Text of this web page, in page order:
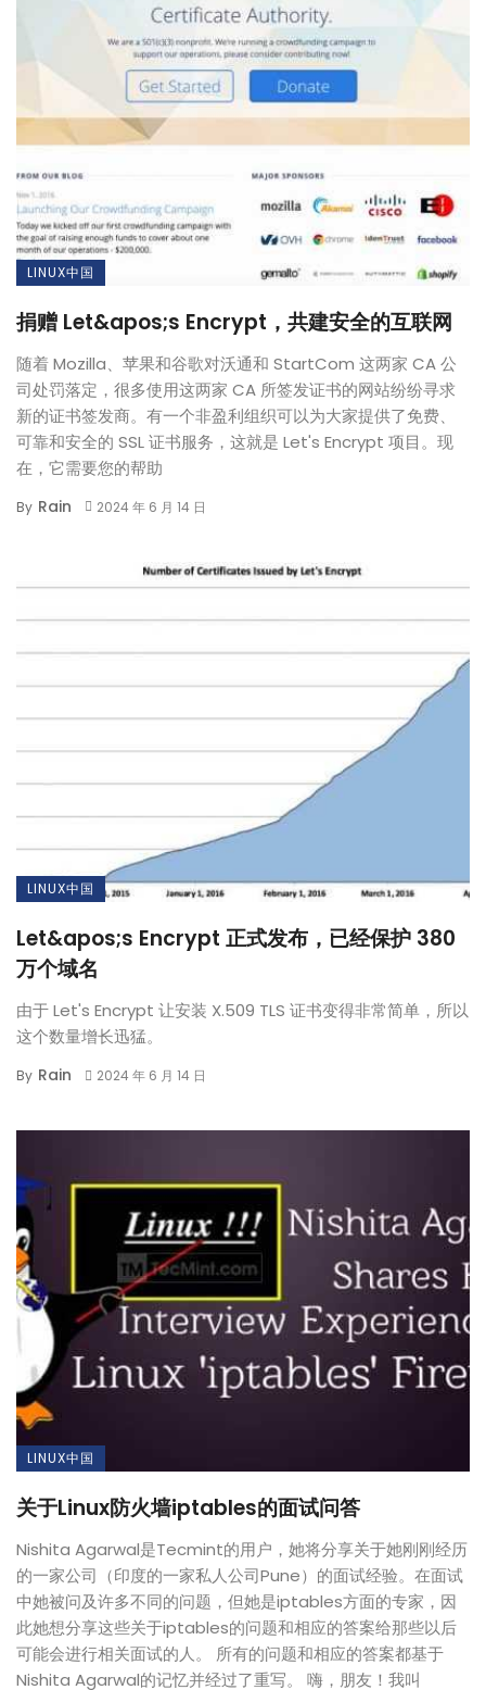
LINUX中国
捐赠 Let&apos;s Encrypt，共建安全的互联网
随着 Mozilla、苹果和谷歌对沃通和 StartCom 这两家 CA 公
司处罚落定，很多使用这两家 CA 所签发证书的网站纷纷寻求
新的证书签发商。有一个非盈利组织可以为大家提供了免费、
可靠和安全的 SSL 证书服务，这就是 Let's Encrypt 项目。现
在，它需要您的帮助
By Rain 2024 年 6 月 14 日
LINUX中国
Let&apos;s Encrypt 正式发布，已经保护 380
万个域名
由于 Let's Encrypt 让安装 X.509 TLS 证书变得非常简单，所以
这个数量增长迅猛。
By Rain 2024 年 6 月 14 日
LINUX中国
关于Linux防火墙iptables的面试问答
Nishita Agarwal是Tecmint的用户，她将分享关于她刚刚经历
的一家公司（印度的一家私人公司Pune）的面试经验。在面试
中她被问及许多不同的问题，但她是iptables方面的专家，因
此她想分享这些关于iptables的问题和相应的答案给那些以后
可能会进行相关面试的人。 所有的问题和相应的答案都基于
Nishita Agarwal的记忆并经过了重写。 嗨，朋友！我叫